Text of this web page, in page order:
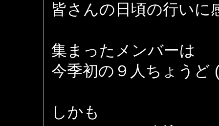
皆さんの日頃の行いに
集まったメンバーは
今季初の９人ちょうど
しかも